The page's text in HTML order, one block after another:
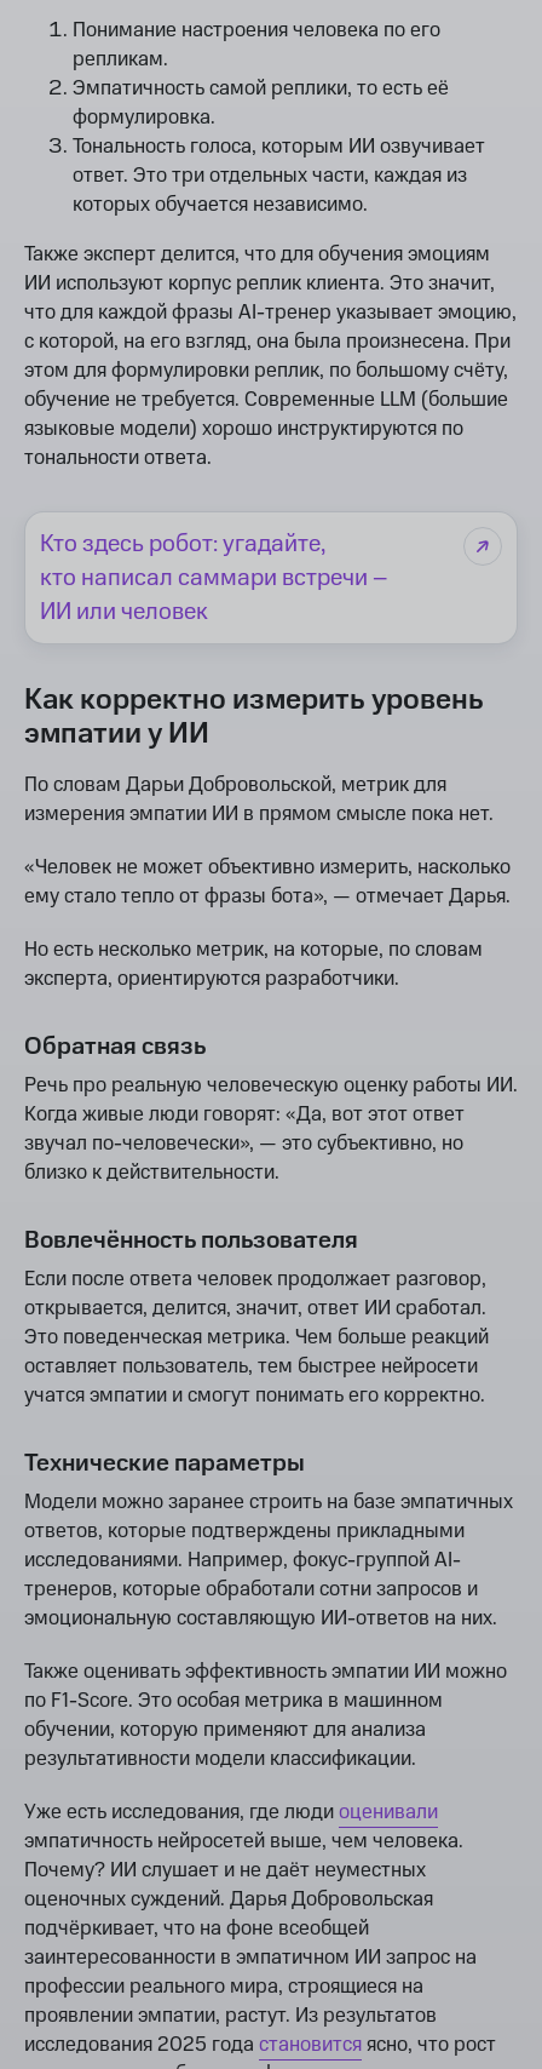
Понимание настроения человека по его
репликам.
Эмпатичность самой реплики, то есть её
формулировка.
Тональность голоса, которым ИИ озвучивает
ответ. Это три отдельных части, каждая из
которых обучается независимо.
Также эксперт делится, что для обучения эмоциям
ИИ используют корпус реплик клиента. Это значит,
что для каждой фразы AI-тренер указывает эмоцию,
с которой, на его взгляд, она была произнесена. При
этом для формулировки реплик, по большому счёту,
обучение не требуется. Современные LLM (большие
языковые модели) хорошо инструктируются по
тональности ответа.
Кто здесь робот: угадайте,
кто написал саммари встречи –
ИИ или человек
Как корректно измерить уровень
эмпатии у ИИ
По словам Дарьи Добровольской, метрик для
измерения эмпатии ИИ в прямом смысле пока нет.
«Человек не может объективно измерить, насколько
ему стало тепло от фразы бота», — отмечает Дарья.
Но есть несколько метрик, на которые, по словам
эксперта, ориентируются разработчики.
Обратная связь
Речь про реальную человеческую оценку работы ИИ.
Когда живые люди говорят: «Да, вот этот ответ
звучал по-человечески», — это субъективно, но
близко к действительности.
Вовлечённость пользователя
Если после ответа человек продолжает разговор,
открывается, делится, значит, ответ ИИ сработал.
Это поведенческая метрика. Чем больше реакций
оставляет пользователь, тем быстрее нейросети
учатся эмпатии и смогут понимать его корректно.
Технические параметры
Модели можно заранее строить на базе эмпатичных
ответов, которые подтверждены прикладными
исследованиями. Например, фокус-группой AI-
тренеров, которые обработали сотни запросов и
эмоциональную составляющую ИИ-ответов на них.
Также оценивать эффективность эмпатии ИИ можно
по F1-Score. Это особая метрика в машинном
обучении, которую применяют для анализа
результативности модели классификации.
Уже есть исследования, где людиоценивали
эмпатичность нейросетей выше, чем человека.
Почему? ИИ слушает и не даёт неуместных
оценочных суждений. Дарья Добровольская
подчёркивает, что на фоне всеобщей
заинтересованности в эмпатичном ИИ запрос на
профессии реального мира, строящиеся на
проявлении эмпатии, растут. Из результатов
исследования 2025 года становитсяясно, что рост